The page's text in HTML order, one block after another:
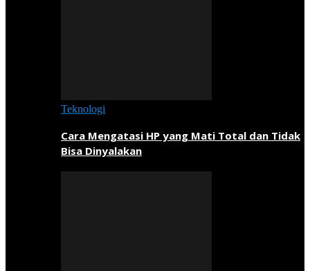
Teknologi
Cara Mengatasi HP yang Mati Total dan Tidak
Bisa Dinyalakan